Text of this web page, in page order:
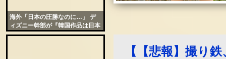
【【悲報】撮り
海外「日本の圧勝なのに…」 デ
ィズニー幹部が『韓国作品は日本
より上』と発言し話題に